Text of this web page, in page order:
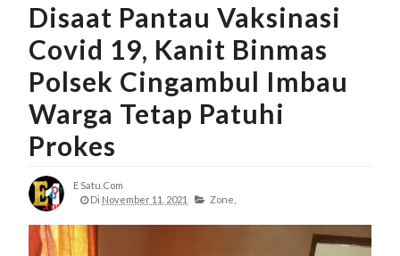
Disaat Pantau Vaksinasi
Covid 19, Kanit Binmas
Polsek Cingambul Imbau
Warga Tetap Patuhi
Prokes
E Satu.com
Di November 11, 2021 Zone,